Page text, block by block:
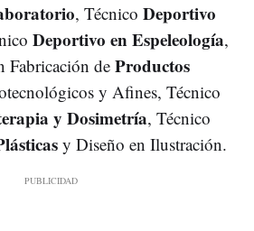
, Técnico Deportivo
Deportivo en Espeleología,
Fabricación de Productos
y Afines, Técnico
y Dosimetría, Técnico
y Diseño en Ilustración.